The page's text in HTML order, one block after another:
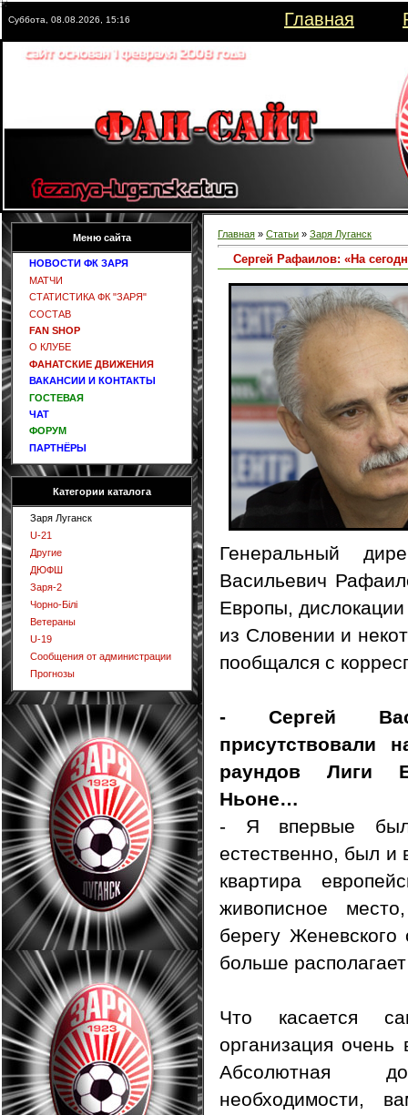
Суббота, 08.08.2026, 15:16 Главная
Меню сайта
НОВОСТИ ФК ЗАРЯ
МАТЧИ
СТАТИСТИКА ФК "ЗАРЯ"
СОСТАВ
FAN SHOP
О КЛУБЕ
ФАНАТСКИЕ ДВИЖЕНИЯ
ВАКАНСИИ И КОНТАКТЫ
ГОСТЕВАЯ
ЧАТ
ФОРУМ
ПАРТНЁРЫ
Категории каталога
Заря Луганск
U-21
Другие
ДЮФШ
Заря-2
Чорно-Білі
Ветераны
U-19
Сообщения от администрации
Прогнозы
Главная » Статьи » Заря Луганск
Сергей Рафаилов: «На
Генеральный
Васильевич
Европы,
из Словении и
пообщался с
- Сергей
присутствовали
раундов Лиги
Ньоне…
- Я впервые
естественно, был и
квартира
живописное
берегу
больше
Что касается
организация очень
Абсолютная
необходимости,